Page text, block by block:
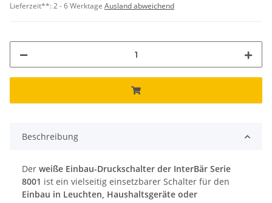
Lieferzeit**:2 - 6 Werktage Ausland abweichend
Beschreibung
Der weiße Einbau-Druckschalter der InterBär Serie
8001 ist ein vielseitig einsetzbarer Schalter für den
Einbau in Leuchten, Haushaltsgeräte oder